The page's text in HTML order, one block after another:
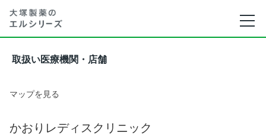
取扱い医療機関・店舗
マップを見る
かおりレディスクリニック